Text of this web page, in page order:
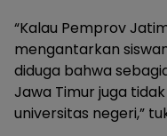
“Kalau Pemprov
mengantarkan
diduga bahwa
Jawa Timur juga
universitas negeri,”